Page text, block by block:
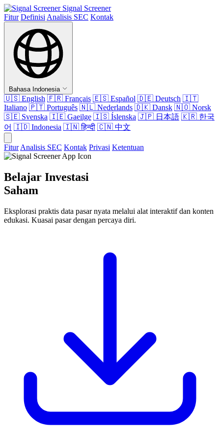
Signal Screener
Fitur Definisi Analisis SEC Kontak
Bahasa Indonesia
🇺🇸 English 🇫🇷 Français 🇪🇸 Español 🇩🇪 Deutsch 🇮🇹
Italiano 🇵🇹 Português 🇳🇱 Nederlands 🇩🇰 Dansk 🇳🇴 Norsk
🇸🇪 Svenska 🇮🇪 Gaeilge 🇮🇸 Íslenska 🇯🇵 日本語 🇰🇷 한국
어 🇮🇩 Indonesia 🇮🇳हिन्दी 🇨🇳 中文
Fitur Analisis SEC Kontak Privasi Ketentuan
Belajar Investasi
Saham
Eksplorasi praktis data pasar nyata melalui alat interaktif dan konten
edukasi. Kuasai pasar dengan percaya diri.